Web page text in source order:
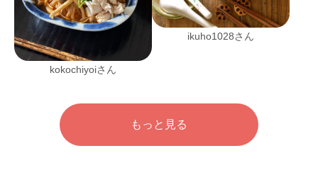
kokochiyoiさん
ikuho1028さん
もっと見る